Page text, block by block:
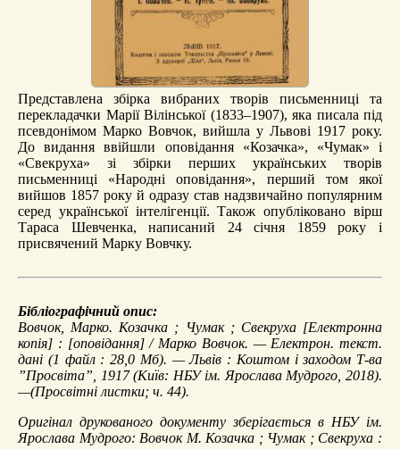
Представлена збірка вибраних творів письменниці та
перекладачки Марії Вілінської (1833–1907), яка писала під
псевдонімом Марко Вовчок, вийшла у Львові 1917 року.
До видання ввійшли оповідання «Козачка», «Чумак» і
«Свекруха» зі збірки перших українських творів
письменниці «Народні оповідання», перший том якої
вийшов 1857 року й одразу став надзвичайно популярним
серед української інтелігенції. Також опубліковано вірш
Тараса Шевченка, написаний 24 січня 1859 року і
присвячений Марку Вовчку.
Бібліографічний опис:
Вовчок, Марко. Козачка ; Чумак ; Свекруха[Електронна
копія] : [оповідання] / Марко Вовчок. — Електрон. текст.
дані (1 файл : 28,0 Мб). — Львів : Коштом і заходом Т-ва
”Просвіта”, 1917 (Київ: НБУ ім. Ярослава Мудрого, 2018).
—(Просвітні листки; ч. 44).
Оригінал друкованого документу зберігається в НБУ ім.
Ярослава Мудрого: Вовчок М. Козачка ; Чумак ; Свекруха :